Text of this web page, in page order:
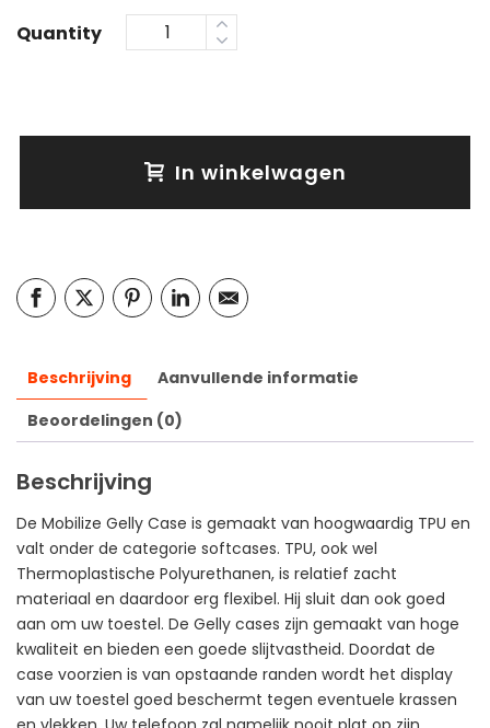
Quantity
In winkelwagen
Beschrijving
Aanvullende informatie
Beoordelingen (0)
Beschrijving
De Mobilize Gelly Case is gemaakt van hoogwaardig TPU en
valt onder de categorie softcases. TPU, ook wel
Thermoplastische Polyurethanen, is relatief zacht
materiaal en daardoor erg flexibel. Hij sluit dan ook goed
aan om uw toestel. De Gelly cases zijn gemaakt van hoge
kwaliteit en bieden een goede slijtvastheid. Doordat de
case voorzien is van opstaande randen wordt het display
van uw toestel goed beschermt tegen eventuele krassen